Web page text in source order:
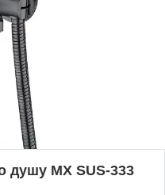
душу MX SUS-333